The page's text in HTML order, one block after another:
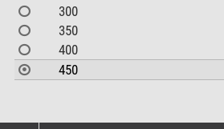
300
350
400
450